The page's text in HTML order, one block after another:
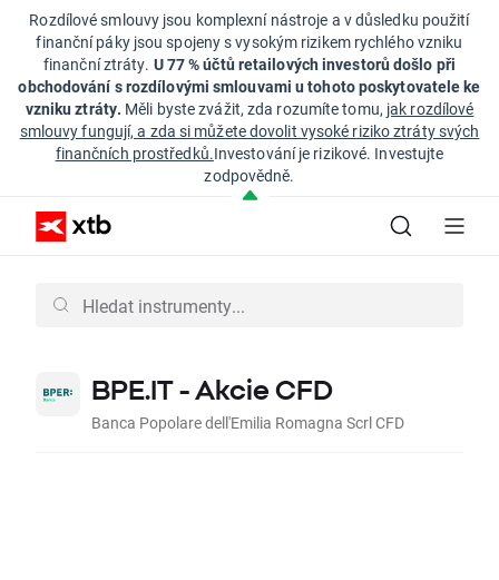
Rozdílové smlouvy jsou komplexní nástroje a v důsledku použití
finanční páky jsou spojeny s vysokým rizikem rychlého vzniku
finanční ztráty. U 77 % účtů retailových investorů došlo při
obchodování s rozdílovými smlouvami u tohoto poskytovatele ke
vzniku ztráty. Měli byste zvážit, zda rozumíte tomu, jak rozdílové
smlouvy fungují, a zda si můžete dovolit vysoké riziko ztráty svých
finančních prostředků.Investování je rizikové. Investujte
zodpovědně.
BPE.IT - Akcie CFD
Banca Popolare dell'Emilia Romagna Scrl CFD